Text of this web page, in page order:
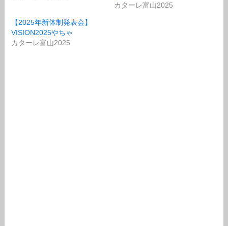
カターレ富山2025
【2025年新体制発表会】
VISION2025やちゃ
カターレ富山2025